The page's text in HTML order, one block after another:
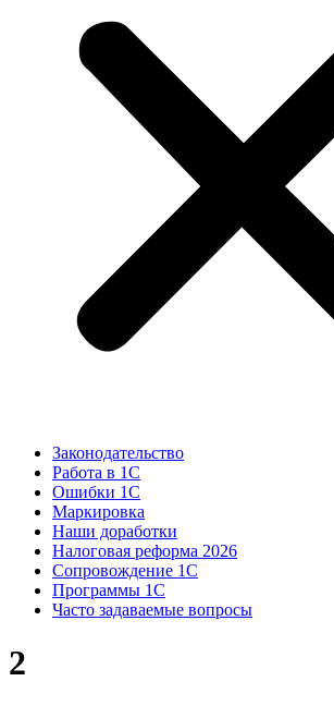
Законодательство
Работа в 1С
Ошибки 1С
Маркировка
Наши доработки
Налоговая реформа 2026
Сопровождение 1С
Программы 1С
Часто задаваемые вопросы
2